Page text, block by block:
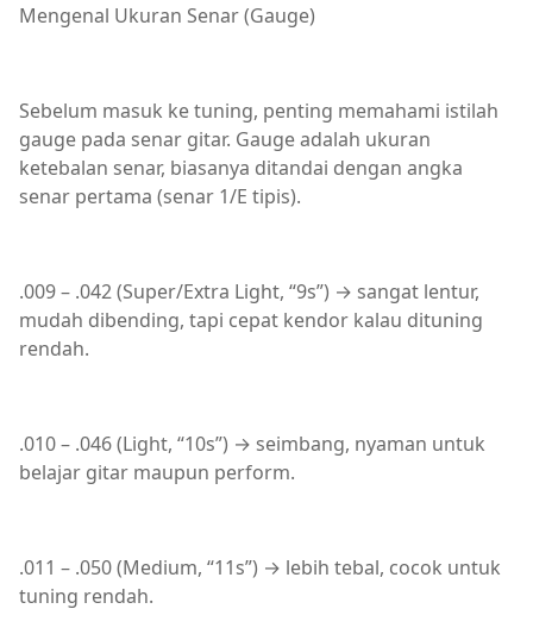
Mengenal Ukuran Senar (Gauge)
Sebelum masuk ke tuning, penting memahami istilah
gauge pada senar gitar. Gauge adalah ukuran
ketebalan senar, biasanya ditandai dengan angka
senar pertama (senar 1/E tipis).
.009 – .042 (Super/Extra Light, “9s”) → sangat lentur,
mudah dibending, tapi cepat kendor kalau dituning
rendah.
.010 – .046 (Light, “10s”) → seimbang, nyaman untuk
belajar gitar maupun perform.
.011 – .050 (Medium, “11s”) → lebih tebal, cocok untuk
tuning rendah.